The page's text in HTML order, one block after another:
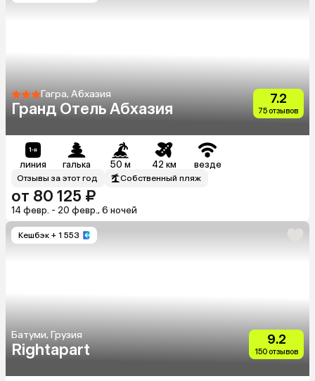
Гагра, Абхазия
Гранд Отель Абхазия
7.2
75 отзывов
линия галька 50 м 42 км везде
Отзывы за этот год Собственный пляж
от 80 125 ₽
14 февр. - 20 февр., 6 ночей
Кешбэк + 1 553
Батуми, Грузия
Rightapart
9.2
150 отзывов